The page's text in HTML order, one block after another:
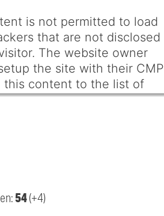
is not permitted to load
that are not disclosed
The website owner
the site with their CMP
this content to the list of
technologies used.
54(+4)